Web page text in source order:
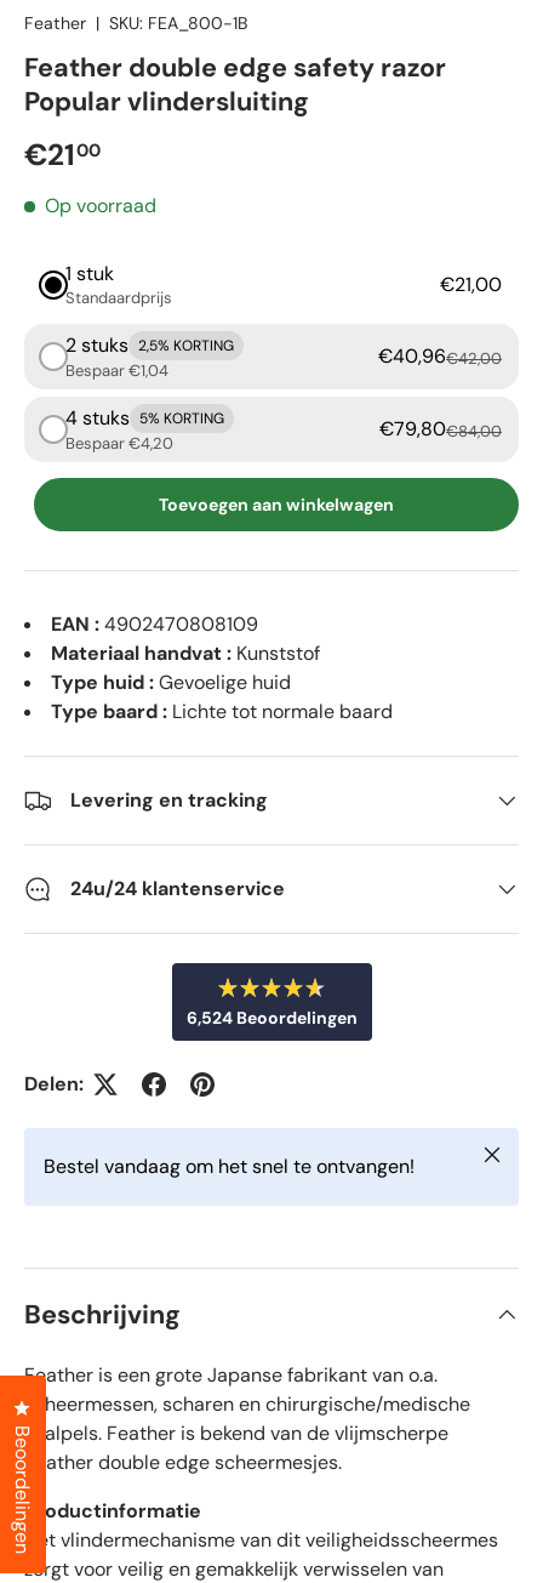
Feather | SKU: FEA_800-1B
Feather double edge safety razor
Popular vlindersluiting
Reguliere prijs
€2100
Op voorraad
1 stuk
Standaardprijs
€21,00
2 stuks 2,5% KORTING
Bespaar €1,04
€40,96€42,00
4 stuks 5% KORTING
Bespaar €4,20
€79,80€84,00
Toevoegen aan winkelwagen
EAN :4902470808109
Materiaal handvat : Kunststof
Type huid :Gevoelige huid
Type baard : Lichte tot normale baard
Levering en tracking
24u/24 klantenservice
e
o
e
d
m
t
s
t
e
r
e
6,524 Beoordelingen
2
4
e
e
i
e
e
b
e
Delen:
Bestel vandaag om het snel te ontvangen! Sluiten
Beschrijving
Feather is een grote Japanse fabrikant van o.a.
scheermessen, scharen en chirurgische/medische
scalpels. Feather is bekend van de vlijmscherpe
Feather double edge scheermesjes.
Productinformatie
Het vlindermechanisme van dit veiligheidsscheermes
zorgt voor veilig en gemakkelijk verwisselen van
Beoordelingen
Klik om het dialoogvenster met beoordelingen te openen